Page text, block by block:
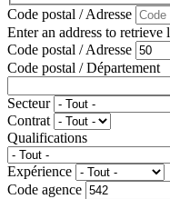
Code postal / Adresse
Enter an address to retrieve
Code postal / Adresse
Code postal / Département
Secteur
Contrat
Qualifications
Expérience
Code agence